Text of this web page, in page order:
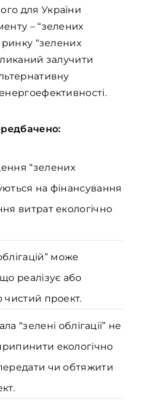
для України
– “зелених
ринку “зелених
залучити
“зелених
на фінансування
витрат екологічно
може
реалізує або
чистий проект.
“зелені облігації” не
екологічно
чи обтяжити